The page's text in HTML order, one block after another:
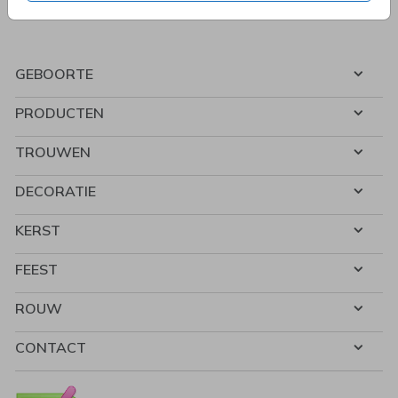
GEBOORTE
PRODUCTEN
TROUWEN
DECORATIE
KERST
FEEST
ROUW
CONTACT